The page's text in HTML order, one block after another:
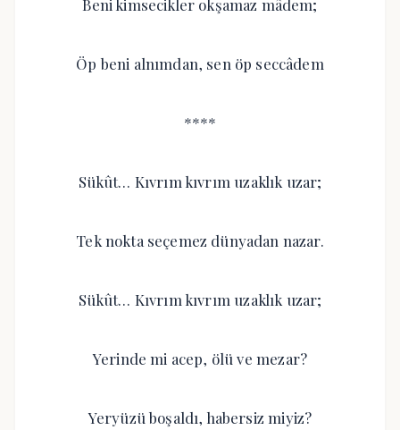
Beni kimsecikler okşamaz mâdem;
Öp beni alnımdan, sen öp seccâdem
****
Sükût… Kıvrım kıvrım uzaklık uzar;
Tek nokta seçemez dünyadan nazar.
Sükût… Kıvrım kıvrım uzaklık uzar;
Yerinde mi acep, ölü ve mezar?
Yeryüzü boşaldı, habersiz miyiz?